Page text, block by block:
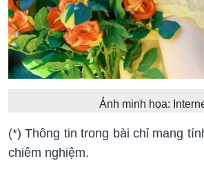
Ảnh minh họa:
(*) Thông tin trong bài chỉ mang
chiêm nghiệm.